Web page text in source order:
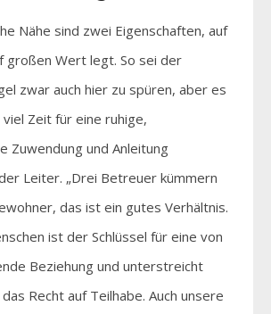
Nähe sind zwei Eigenschaften, auf
großen Wert legt. So sei der
zwar auch hier zu spüren, aber es
Zeit für eine ruhige,
Zuwendung und Anleitung
Leiter. „Drei Betreuer kümmern
das ist ein gutes Verhältnis.
ist der Schlüssel für eine von
Beziehung und unterstreicht
Recht auf Teilhabe. Auch unsere